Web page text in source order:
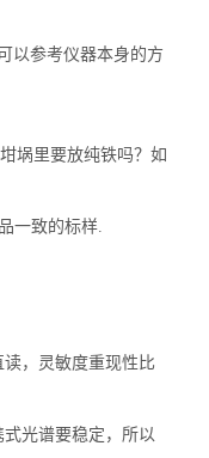
以参考仪器本身的方
埚里要放纯铁吗？如
一致的标样.
，灵敏度重现性比
光谱要稳定，所以